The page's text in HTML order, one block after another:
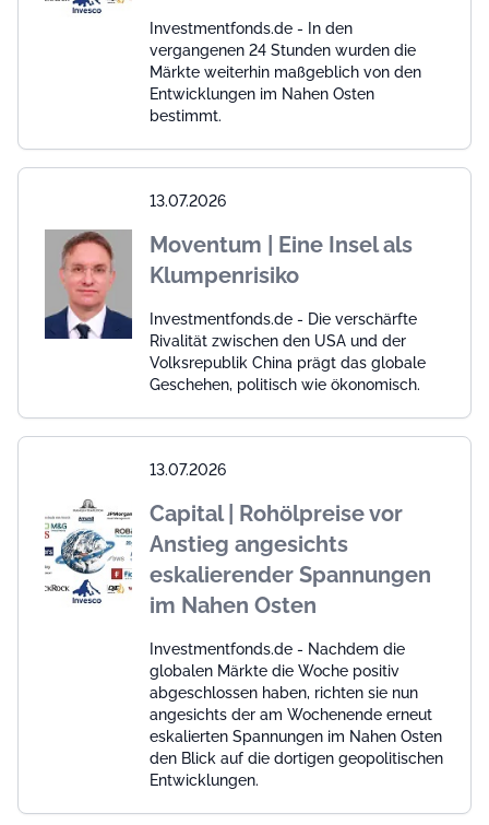
Investmentfonds.de - In den
vergangenen 24 Stunden wurden die
Märkte weiterhin maßgeblich von den
Entwicklungen im Nahen Osten
bestimmt.
13.07.2026
Moventum | Eine Insel als
Klumpenrisiko
Investmentfonds.de - Die verschärfte
Rivalität zwischen den USA und der
Volksrepublik China prägt das globale
Geschehen, politisch wie ökonomisch.
13.07.2026
Capital | Rohölpreise vor
Anstieg angesichts
eskalierender Spannungen
im Nahen Osten
Investmentfonds.de - Nachdem die
globalen Märkte die Woche positiv
abgeschlossen haben, richten sie nun
angesichts der am Wochenende erneut
eskalierten Spannungen im Nahen Osten
den Blick auf die dortigen geopolitischen
Entwicklungen.